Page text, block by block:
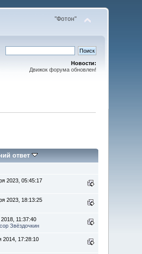
"Фотон"
Новости:
Движок форума обновлен!
ответ
2023, 05:45:17
2023, 18:13:25
11:37:40
Звёздочкин
2014, 17:28:10